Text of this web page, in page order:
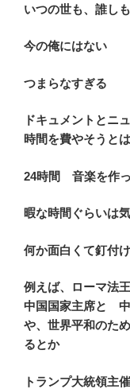
いつの世も、誰し
今の俺にはない
つまらなすぎる
ドキュメントとニ
時間を費やそうと
24時間 音楽を作
暇な時間ぐらいは
何か面白くて釘付
例えば、ローマ
中国国家主席と 中
や、世界平和のた
るとか
トランプ大統領主